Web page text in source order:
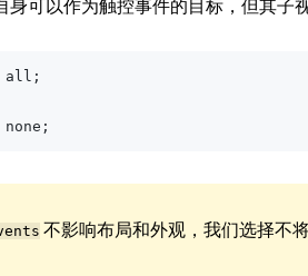
身可以作为触控事件的目标，但其子
all ;
none ;
不影响布局和外观，我们选择不